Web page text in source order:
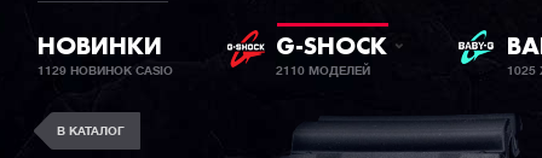
НОВИНКИ
1129 НОВИНОК CASIO
G-SHOCK
2110 МОДЕЛЕЙ
В КАТАЛОГ